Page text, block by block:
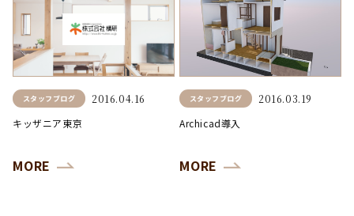
スタッフブログ
2016.04.16
キッザニア東京
MORE
スタッフブログ
2016.03.19
Archicad導入
MORE